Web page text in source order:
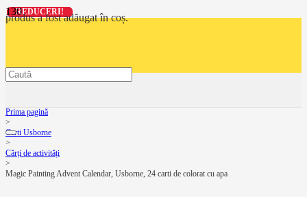
produsa fost adăugat în coș.
Prima pagină
>
Carti Usborne
>
Cărți de activități
>
Magic Painting Advent Calendar, Usborne, 24 carti de colorat cu apa
REDUCERI!
REDUCERI!
REDUCERI!
REDUCERI!